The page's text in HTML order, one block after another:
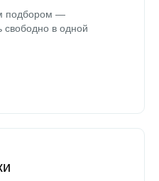
подбором —
в одной